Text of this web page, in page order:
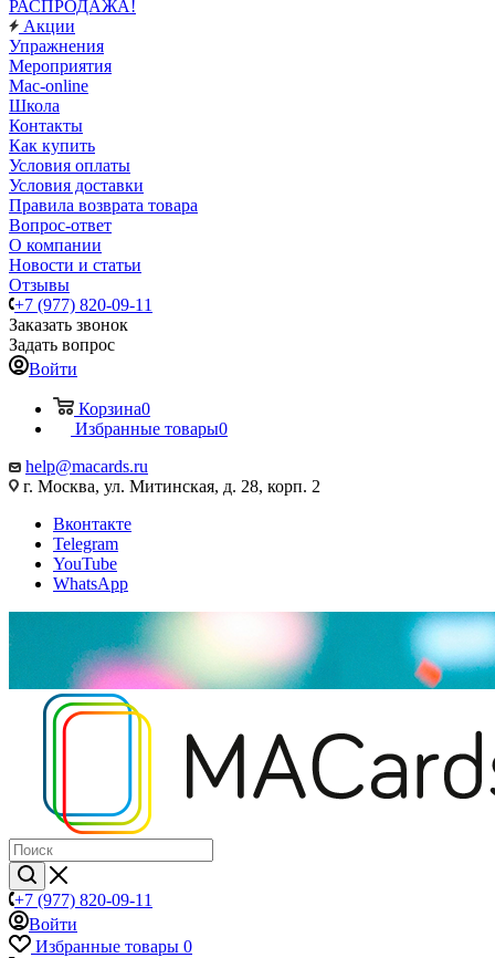
РАСПРОДАЖА!
Акции
Упражнения
Мероприятия
Mac-online
Школа
Контакты
Как купить
Условия оплаты
Условия доставки
Правила возврата товара
Вопрос-ответ
О компании
Новости и статьи
Отзывы
+7 (977) 820-09-11
Заказать звонок
Задать вопрос
Войти
Корзина0
Избранные товары0
help@macards.ru
г. Москва, ул. Митинская, д. 28, корп. 2
Вконтакте
Telegram
YouTube
WhatsApp
+7 (977) 820-09-11
Войти
Избранные товары 0